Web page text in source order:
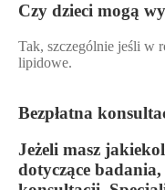
Czy dzieci mogą
Tak, szczególnie jeśli w
lipidowe.
Bezpłatna
Jeżeli masz
dotyczące badania,